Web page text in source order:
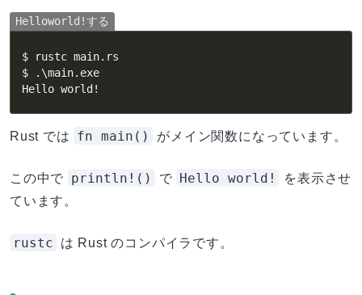
Helloworld!する
$ rustc main.rs
$ . \main.exe
Hello world !
Rust では fn main() がメイン関数になっています。
この中で println!() で Hello world!
を表示させ
ています。
rustc は Rust のコンパイラです。